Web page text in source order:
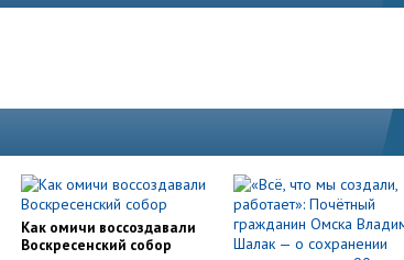
Как омичи воссоздавали
Воскресенский собор